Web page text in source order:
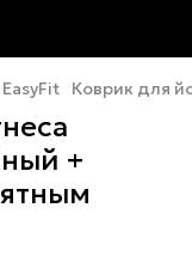
Коврик для
+